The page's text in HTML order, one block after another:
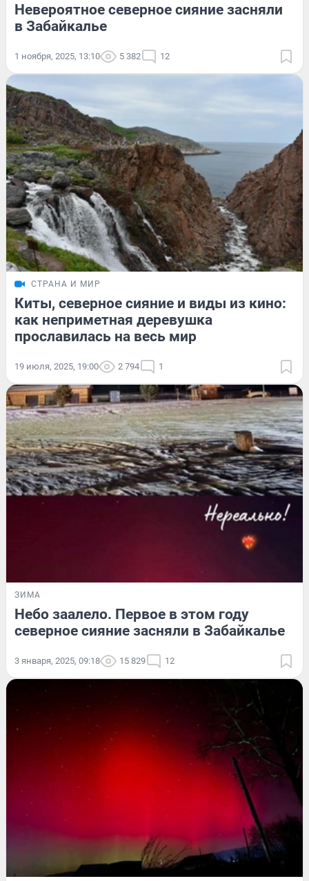
Невероятное северное сияние засняли
в Забайкалье
1 ноября, 2025, 13:10 5 382 12
СТРАНА И МИР
Киты, северное сияние и виды из кино:
как неприметная деревушка
прославилась на весь мир
19 июля, 2025, 19:00 2 794 1
ЗИМА
Небо заалело. Первое в этом году
северное сияние засняли в Забайкалье
3 января, 2025, 09:18 15 829 12